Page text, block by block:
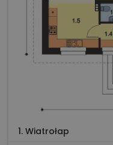
1. Wiatrołap